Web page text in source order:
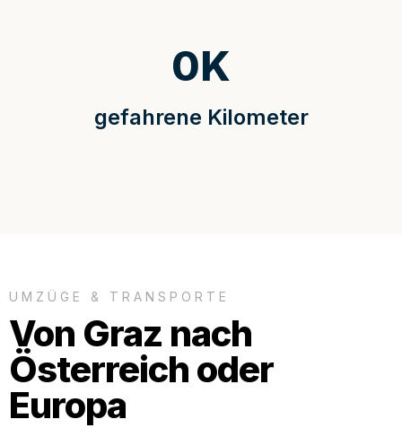
gefahrene Kilometer
0K
UMZÜGE & TRANSPORTE
Von Graz nach
Österreich oder
Europa